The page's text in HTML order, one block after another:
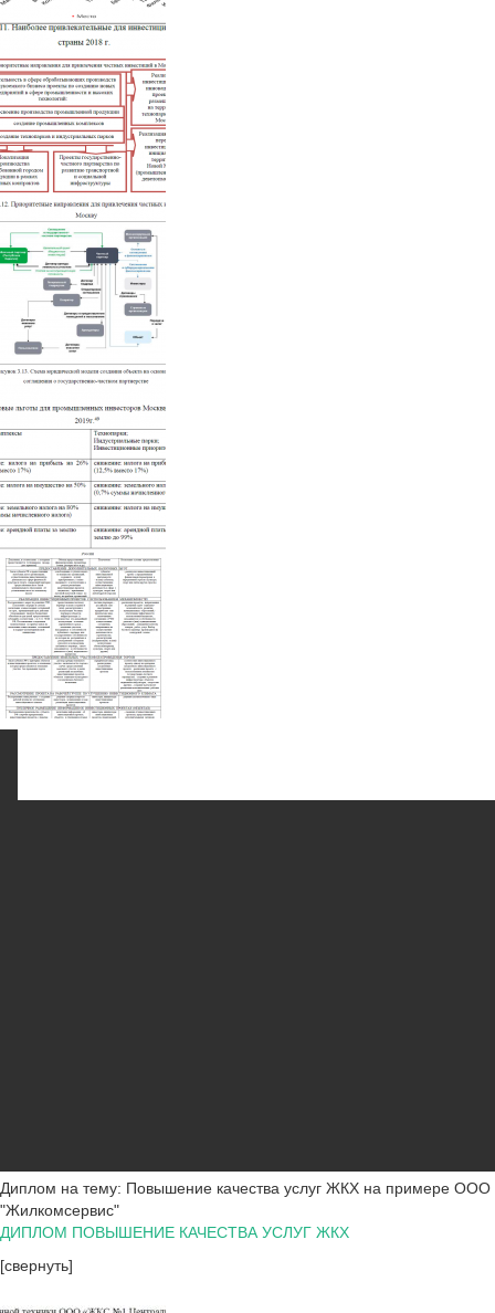
Диплом на тему: Повышение качества услуг ЖКХ на примере ООО
"Жилкомсервис"
ДИПЛОМ ПОВЫШЕНИЕ КАЧЕСТВА УСЛУГ ЖКХ
[свернуть]